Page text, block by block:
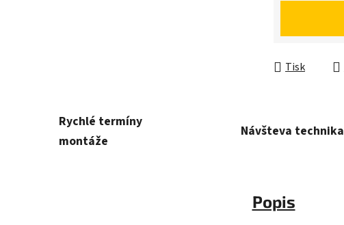
Tisk
Rychlé termíny
montáže
Návšteva technika
Popis